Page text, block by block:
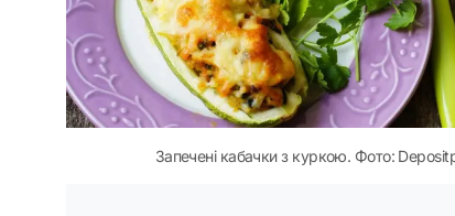
Запечені кабачки з куркою. Фото: